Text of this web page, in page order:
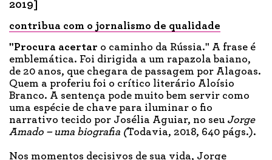
2019]
contribua com o jornalismo de qualidade
"Procura acertar o caminho da Rússia." A frase é
emblemática. Foi dirigida a um rapazola baiano,
de 20 anos, que chegara de passagem por Alagoas.
Quem a proferiu foi o crítico literário Aloísio
Branco. A sentença pode muito bem servir como
uma espécie de chave para iluminar o fio
narrativo tecido por Josélia Aguiar, no seu Jorge
Amado – uma biografia (Todavia, 2018, 640 págs.).
Nos momentos decisivos de sua vida, Jorge